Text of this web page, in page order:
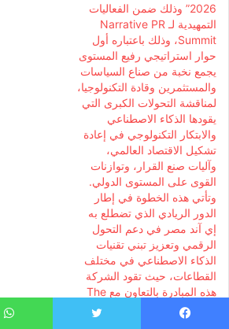
2026” وذلك ضمن الفعاليات
التمهيدية لـ Narrative PR
Summit، وذلك باعتباره أول
حوار استراتيجي رفيع المستوى
يجمع نخبة من صناع السياسات
والمستثمرين وقادة التكنولوجيا،
لمناقشة التحولات الكبرى التي
يقودها الذكاء الاصطناعي
والابتكار التكنولوجي في إعادة
تشكيل الاقتصاد العالمي،
وآليات صنع القرار، وتوازنات
القوى على المستوى الدولي.
وتأتي هذه الخطوة في إطار
الدور الريادي الذي تضطلع به
إي آند مصر في دعم التحول
الرقمي وتعزيز تبني تقنيات
الذكاء الاصطناعي في مختلف
القطاعات، حيث تقود الشركة
هذه المبادرة بالتعاون مع The
التحضيرات الخاصة بالنسخة